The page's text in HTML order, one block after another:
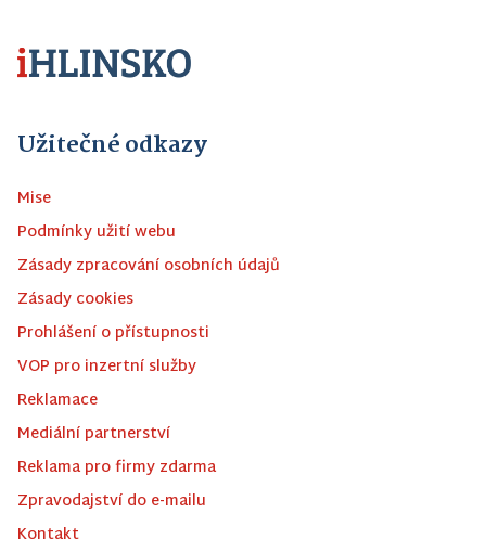
Užitečné odkazy
Mise
Podmínky užití webu
Zásady zpracování osobních údajů
Zásady cookies
Prohlášení o přístupnosti
VOP pro inzertní služby
Reklamace
Mediální partnerství
Reklama pro firmy zdarma
Zpravodajství do e-mailu
Kontakt